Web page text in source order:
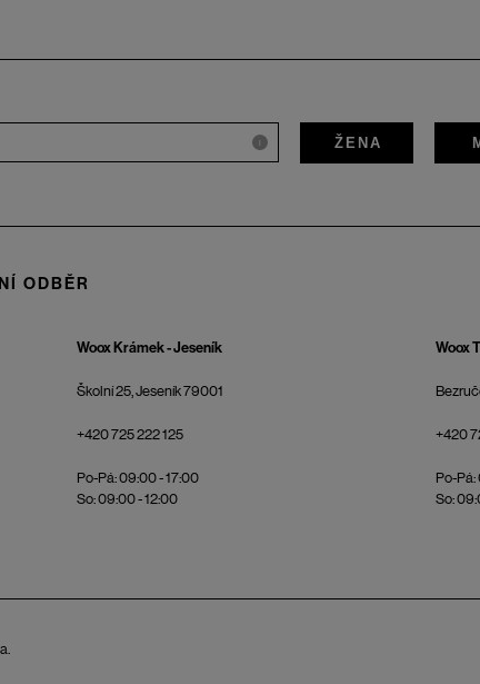
i ŽENA
ODBĚR
Woox Krámek - Jeseník
Školní 25, Jeseník 79001
+420 725 222 125
Po-Pá: 09:00 - 17:00
So: 09:00 - 12:00
Woox
+420
Po-
So: